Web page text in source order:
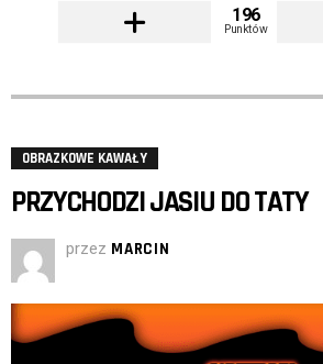
196
Punktów
OBRAZKOWE KAWAŁY
PRZYCHODZI JASIU DO TATY
przez MARCIN